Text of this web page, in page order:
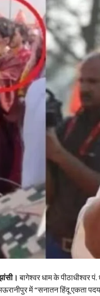
बागेश्वर धाम के पीठाधीश्वर
में “सनातन हिंदू एकता